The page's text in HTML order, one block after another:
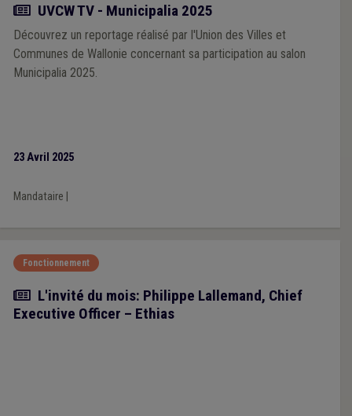
Actualité
UVCW TV - Municipalia 2025
Découvrez un reportage réalisé par l'Union des Villes et
Communes de Wallonie concernant sa participation au salon
Municipalia 2025.
23 Avril 2025
Mandataire
Fonctionnement
Article
L'invité du mois: Philippe Lallemand, Chief
Executive Officer – Ethias